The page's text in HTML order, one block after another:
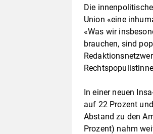
Die
Union «eine
«Was wir
brauchen, sind
In einer neuen
auf 22 Prozent
Abstand zu den
Prozent) nahm